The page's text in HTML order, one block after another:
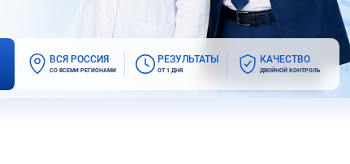
ВСЯ РОССИЯ
СО ВСЕМИ РЕГИОНАМИ
РЕЗУЛЬТАТЫ
ОТ 1 ДНЯ
КАЧЕСТВО
ДВОЙНОЙ КОНТРОЛЬ